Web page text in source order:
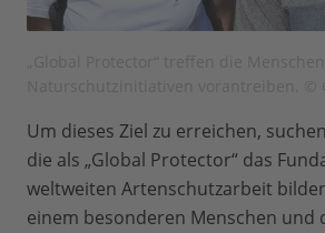
Um dieses Ziel zu erreichen,
die als „Global Protector“ das
weltweiten Artenschutzarbeit
einem besonderen Menschen und